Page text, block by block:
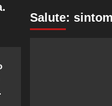
Salute: